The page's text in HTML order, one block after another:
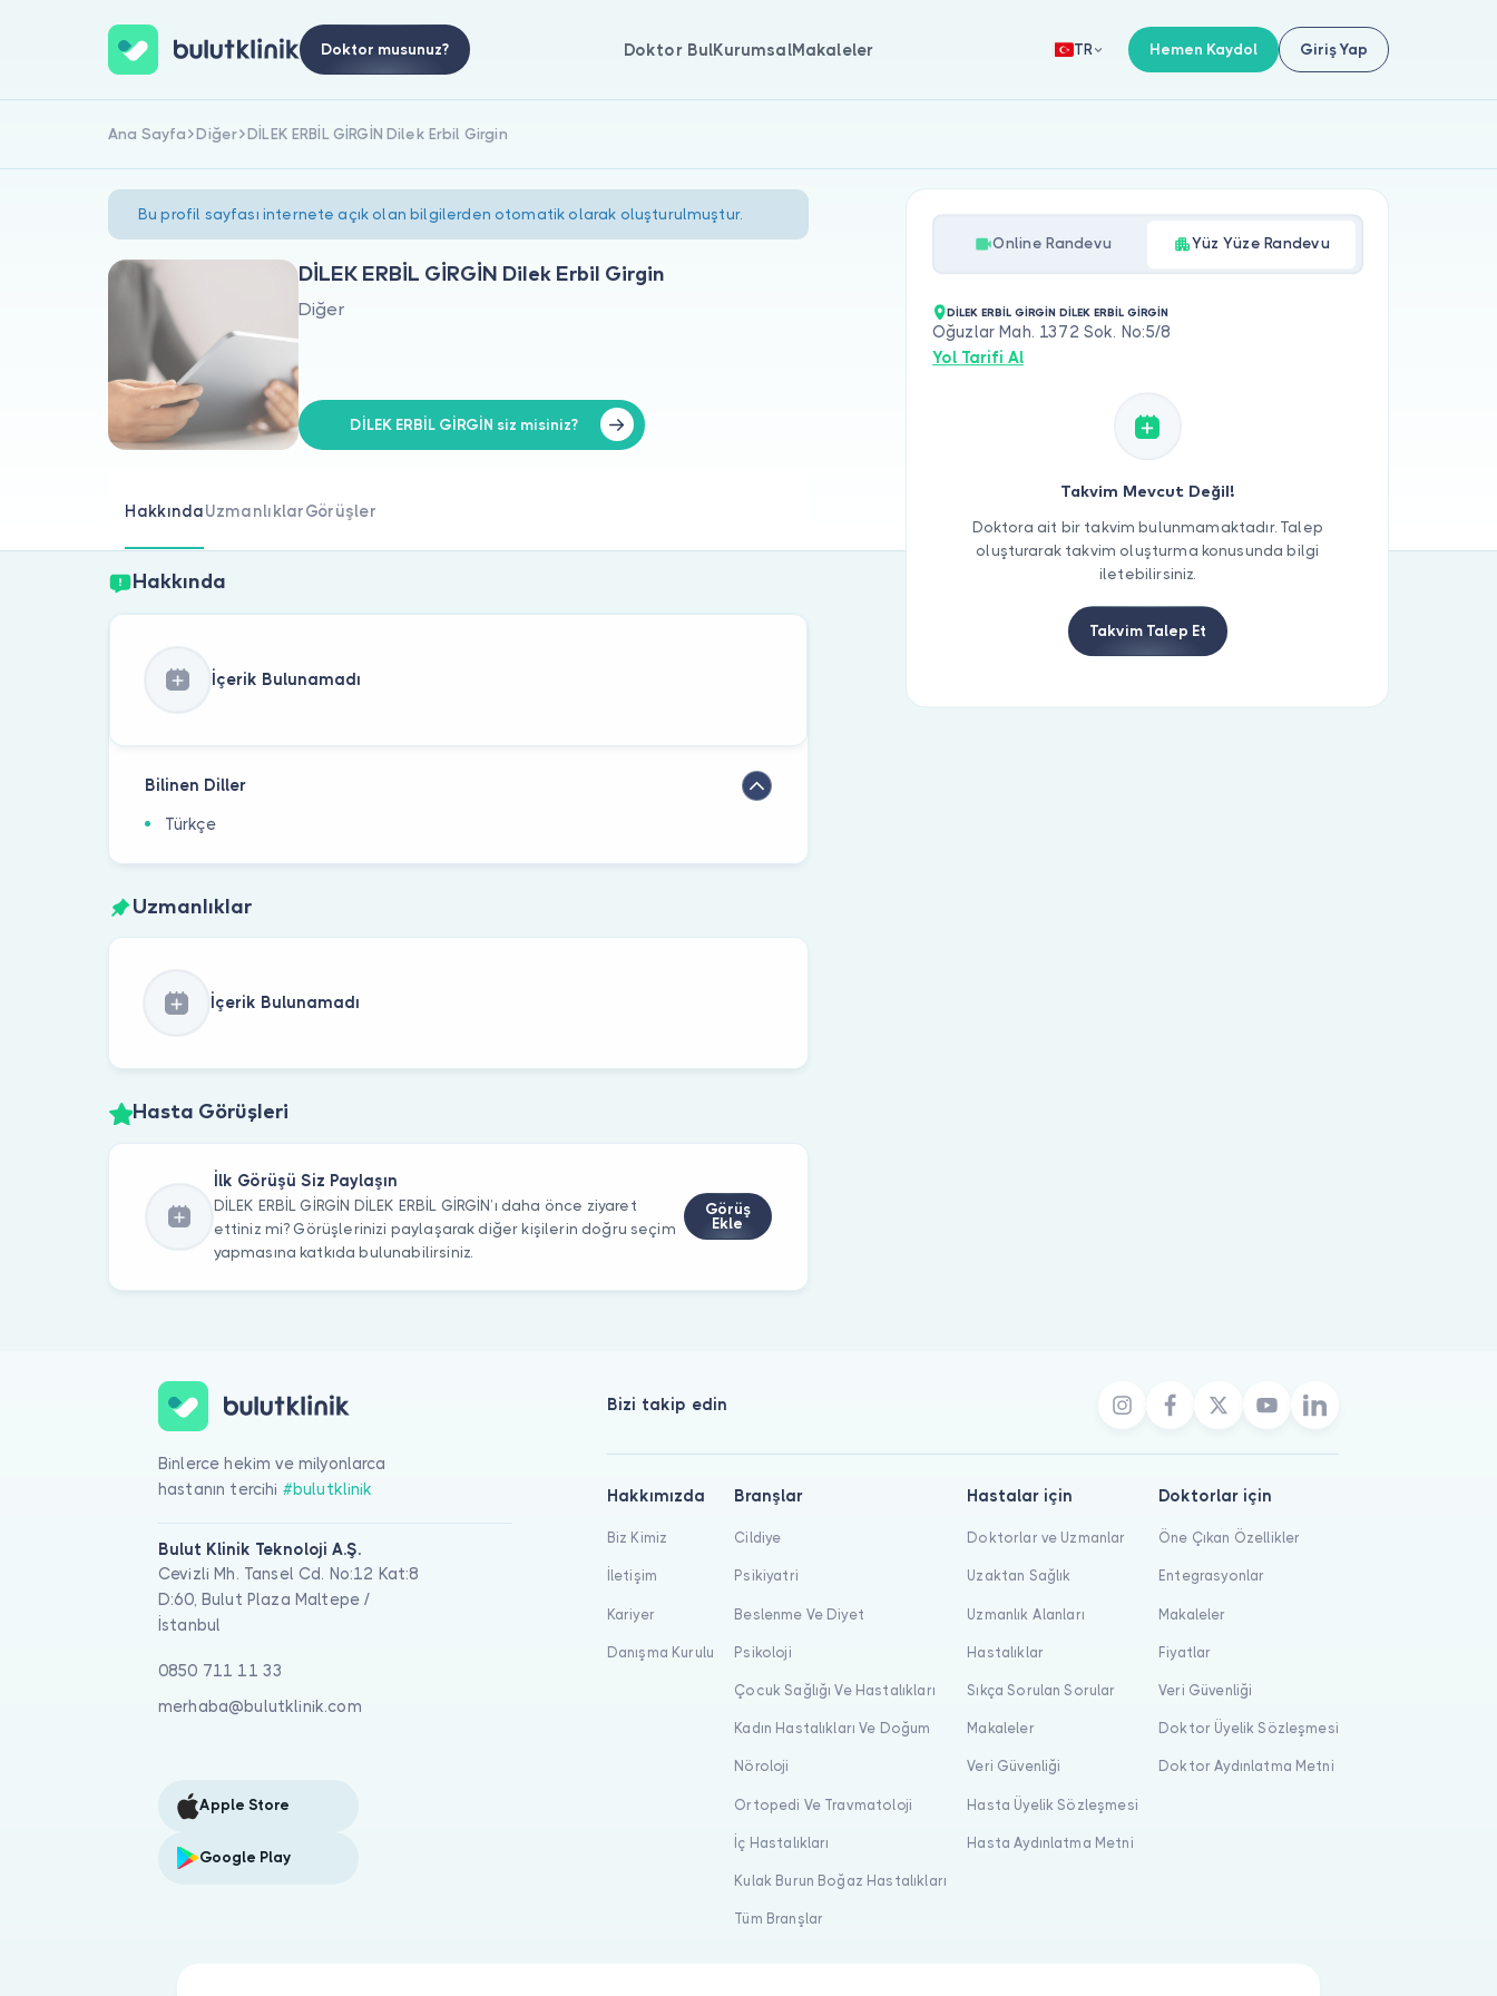
Doktor musunuz? Doktor BulKurumsalMakaleler TR Hemen Kaydol Giriş Yap
Ana Sayfa Diğer DİLEK ERBİL GİRGİN Dilek Erbil Girgin
Bu profil sayfası internete açık olan bilgilerden otomatik olarak oluşturulmuştur.
DİLEK ERBİL GİRGİN Dilek Erbil Girgin
Diğer
DİLEK ERBİL GİRGİN siz misiniz?
HakkındaUzmanlıklarGörüşler
Hakkında
İçerik Bulunamadı
Bilinen Diller
Türkçe
Uzmanlıklar
İçerik Bulunamadı
Hasta Görüşleri
İlk Görüşü Siz Paylaşın
DİLEK ERBİL GİRGİN DİLEK ERBİL GİRGİN’ı daha önce ziyaret
ettiniz mi? Görüşlerinizi paylaşarak diğer kişilerin doğru seçim
yapmasına katkıda bulunabilirsiniz.
Görüş
Ekle
Online Randevu Yüz Yüze Randevu
DİLEK ERBİL GİRGİN DİLEK ERBİL GİRGİN
Oğuzlar Mah. 1372 Sok. No:5/8
Yol Tarifi Al
Takvim Mevcut Değil!
Doktora ait bir takvim bulunmamaktadır. Talep
oluşturarak takvim oluşturma konusunda bilgi
iletebilirsiniz.
Takvim Talep Et
Binlerce hekim ve milyonlarca
hastanın tercihi #bulutklinik
Bulut Klinik Teknoloji A.Ş.
Cevizli Mh. Tansel Cd. No:12 Kat:8
D:60, Bulut Plaza Maltepe /
İstanbul
0850 711 11 33
merhaba@bulutklinik.com
Apple Store
Google Play
Bizi takip edin
Hakkımızda
Biz Kimiz
İletişim
Kariyer
Danışma Kurulu
Branşlar
Cildiye
Psikiyatri
Beslenme Ve Diyet
Psikoloji
Çocuk Sağlığı Ve Hastalıkları
Kadın Hastalıkları Ve Doğum
Nöroloji
Ortopedi Ve Travmatoloji
İç Hastalıkları
Kulak Burun Boğaz Hastalıkları
Tüm Branşlar
Hastalar için
Doktorlar ve Uzmanlar
Uzaktan Sağlık
Uzmanlık Alanları
Hastalıklar
Sıkça Sorulan Sorular
Makaleler
Veri Güvenliği
Hasta Üyelik Sözleşmesi
Hasta Aydınlatma Metni
Doktorlar için
Öne Çıkan Özellikler
Entegrasyonlar
Makaleler
Fiyatlar
Veri Güvenliği
Doktor Üyelik Sözleşmesi
Doktor Aydınlatma Metni